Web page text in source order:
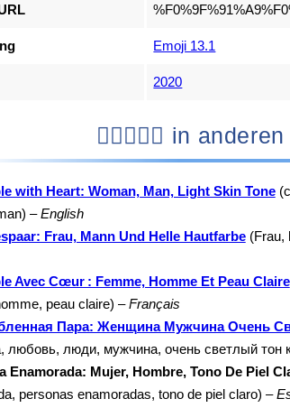
Emoji 13.1
2020
👩🏻‍❤️‍👨🏻 in
with Heart: Woman, Man, Light Skin Tone
–English
Frau, Mann Und Helle Hautfarbe(Frau,
Avec Cœur : Femme, Homme Et Peau Claire
peau claire) –Français
Пара: Женщина Мужчина Очень
любовь, люди, мужчина, очень светлый тон
Enamorada: Mujer, Hombre, Tono De Piel
personas enamoradas, tono de piel claro) –